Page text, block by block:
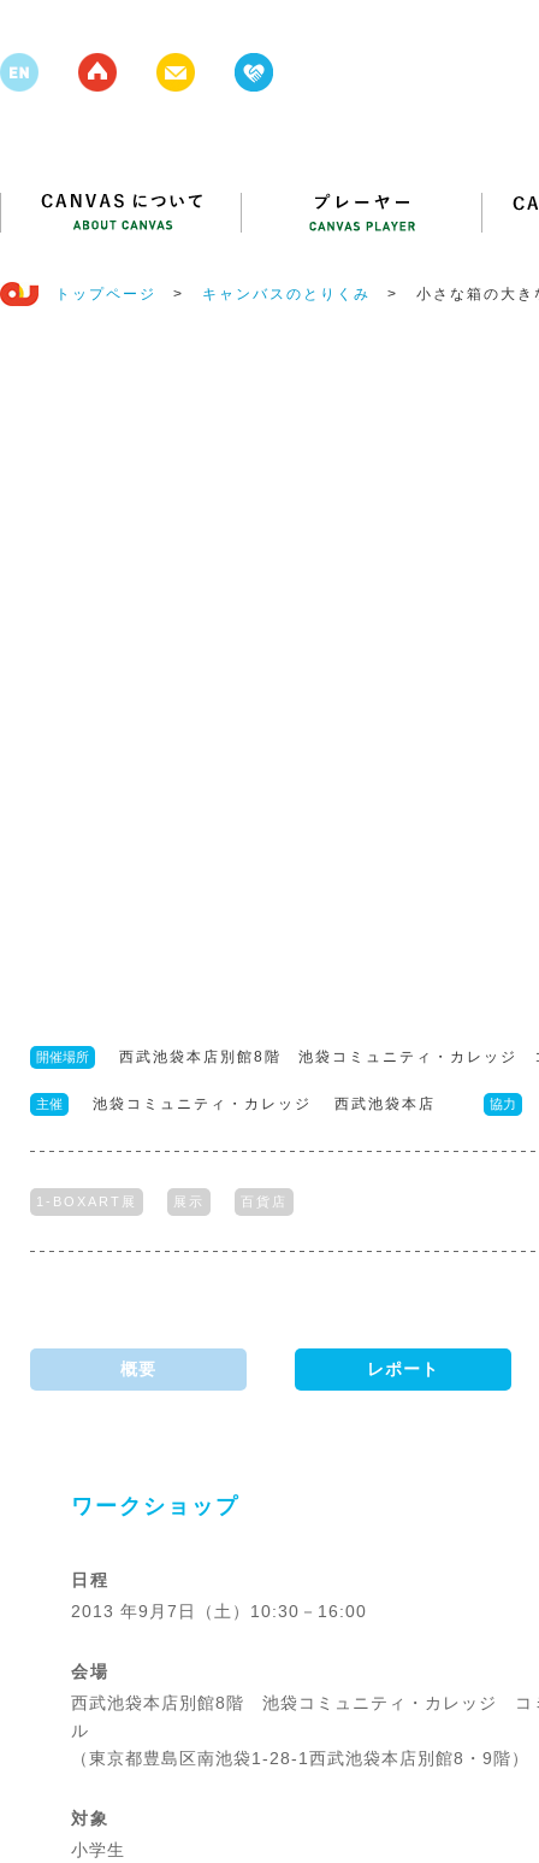
トップページ > キャンバスのとりくみ > 小さな箱の大き
開催場所 西武池袋本店別館8階 池袋コミュニティ・カレッジ
主催 池袋コミュニティ・カレッジ 西武池袋本店 協力
1-BOXART展 展示 百貨店
概要 レポート
ワークショップ
日程
2013 年9月7日（土）10:30－16:00
会場
西武池袋本店別館8階 池袋コミュニティ・カレッジ コ
ル
（東京都豊島区南池袋1-28-1西武池袋本店別館8・9階）
対象
小学生